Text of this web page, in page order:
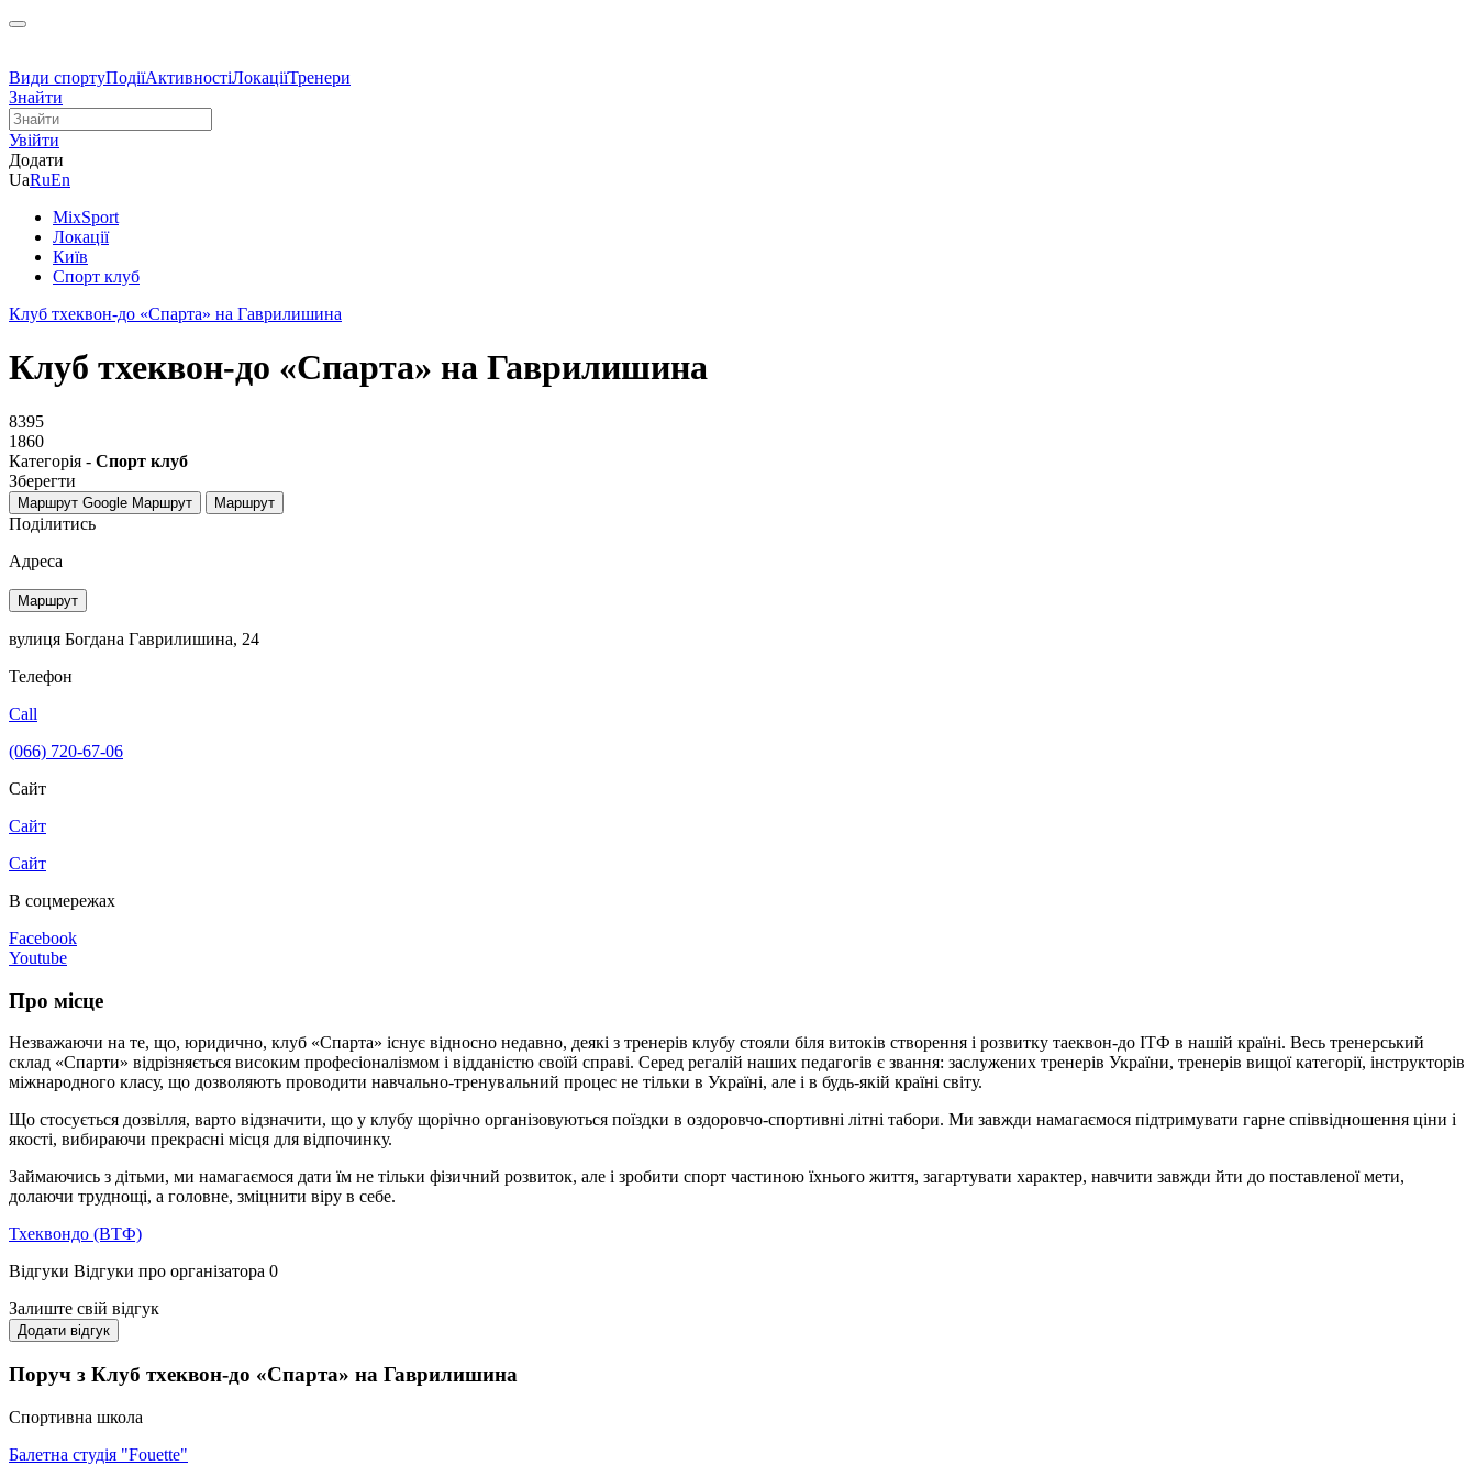
Види спортуПодіїАктивностіЛокаціїТренери
Знайти
Увійти
Додати
UaRuEn
MixSport
Локації
Київ
Спорт клуб
Клуб тхеквон-до «Спарта» на Гаврилишина
Клуб тхеквон-до «Спарта» на Гаврилишина
8395
1860
Категорія - Спорт клуб
Зберегти
Маршрут Google Маршрут Маршрут
Поділитись
Адреса
Маршрут
вулиця Богдана Гаврилишина, 24
Телефон
Call
(066) 720-67-06
Сайт
Сайт
Сайт
В соцмережах
Facebook
Youtube
Про місце
Незважаючи на те, що, юридично, клуб «Спарта» існує відносно недавно, деякі з тренерів клубу стояли біля витоків створення і розвитку таеквон-до ІТФ в нашій країні. Весь тренерський
склад «Спарти» відрізняється високим професіоналізмом і відданістю своїй справі. Серед регалій наших педагогів є звання: заслужених тренерів України, тренерів вищої категорії, інструкторів
міжнародного класу, що дозволяють проводити навчально-тренувальний процес не тільки в Україні, але і в будь-якій країні світу.
Що стосується дозвілля, варто відзначити, що у клубу щорічно організовуються поїздки в оздоровчо-спортивні літні табори. Ми завжди намагаємося підтримувати гарне співвідношення ціни і
якості, вибираючи прекрасні місця для відпочинку.
Займаючись з дітьми, ми намагаємося дати їм не тільки фізичний розвиток, але і зробити спорт частиною їхнього життя, загартувати характер, навчити завжди йти до поставленої мети,
долаючи труднощі, а головне, зміцнити віру в себе.
Тхеквондо (ВТФ)
Відгуки Відгуки про організатора 0
Залиште свій відгук
Додати відгук
Поруч з Клуб тхеквон-до «Спарта» на Гаврилишина
Спортивна школа
Балетна студія "Fouette"